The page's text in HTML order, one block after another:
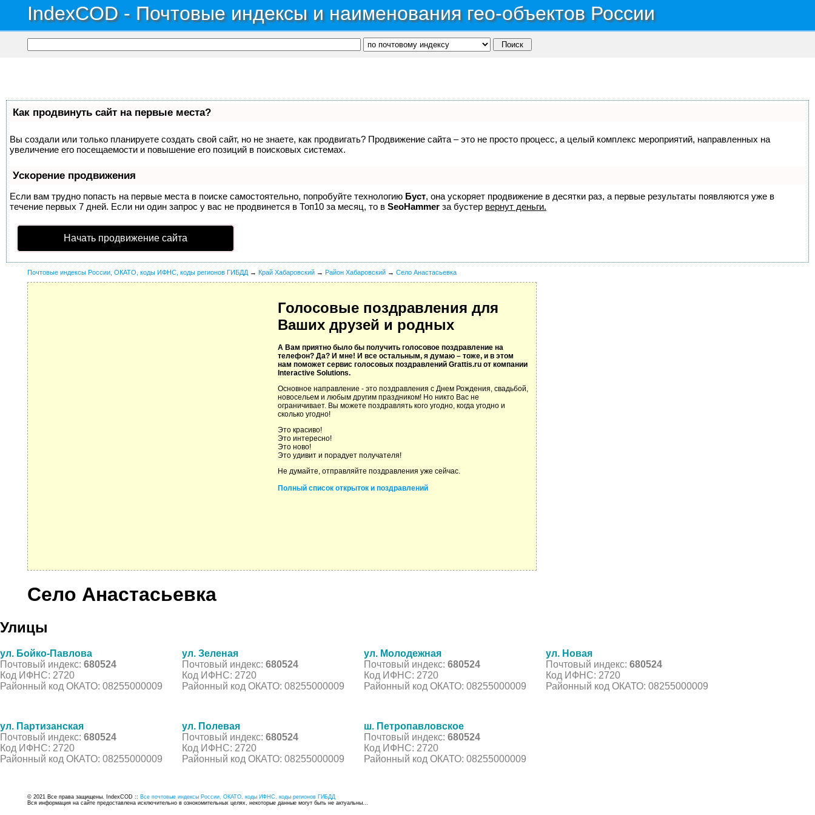
IndexCOD - Почтовые индексы и наименования гео-объектов России
Как продвинуть сайт на первые места?
Вы создали или только планируете создать свой сайт, но не знаете, как продвигать? Продвижение сайта – это не просто процесс, а целый комплекс мероприятий, направленных на
увеличение его посещаемости и повышение его позиций в поисковых системах.
Ускорение продвижения
Если вам трудно попасть на первые места в поиске самостоятельно, попробуйте технологию Буст, она ускоряет продвижение в десятки раз, а первые результаты появляются уже в
течение первых 7 дней. Если ни один запрос у вас не продвинется в Топ10 за месяц, то в SeoHammer за бустер вернут деньги.
Начать продвижение сайта
Почтовые индексы России, ОКАТО, коды ИФНС, коды регионов ГИБДД → Край Хабаровский → Район Хабаровский → Село Анастасьевка
Голосовые поздравления для
Ваших друзей и родных
А Вам приятно было бы получить голосовое поздравление на
телефон? Да? И мне! И все остальным, я думаю – тоже, и в этом
нам поможет сервис голосовых поздравлений Grattis.ru от компании
Interactive Solutions.
Основное направление - это поздравления с Днем Рождения, свадьбой,
новосельем и любым другим праздником! Но никто Вас не
ограничивает. Вы можете поздравлять кого угодно, когда угодно и
сколько угодно!
Это красиво!
Это интересно!
Это ново!
Это удивит и порадует получателя!
Не думайте, отправляйте поздравления уже сейчас.
Полный список открыток и поздравлений
Село Анастасьевка
Улицы
ул. Бойко-Павлова
Почтовый индекс: 680524
Код ИФНС: 2720
Районный код ОКАТО: 08255000009
ул. Зеленая
Почтовый индекс: 680524
Код ИФНС: 2720
Районный код ОКАТО: 08255000009
ул. Молодежная
Почтовый индекс: 680524
Код ИФНС: 2720
Районный код ОКАТО: 08255000009
ул. Новая
Почтовый индекс: 680524
Код ИФНС: 2720
Районный код ОКАТО: 08255000009
ул. Партизанская
Почтовый индекс: 680524
Код ИФНС: 2720
Районный код ОКАТО: 08255000009
ул. Полевая
Почтовый индекс: 680524
Код ИФНС: 2720
Районный код ОКАТО: 08255000009
ш. Петропавловское
Почтовый индекс: 680524
Код ИФНС: 2720
Районный код ОКАТО: 08255000009
© 2021 Все права защищены. IndexCOD :: Все почтовые индексы России, ОКАТО, коды ИФНС, коды регионов ГИБДД
Вся информация на сайте предоставлена исключительно в ознокомительных целях, некоторые данные могут быть не актуальны...